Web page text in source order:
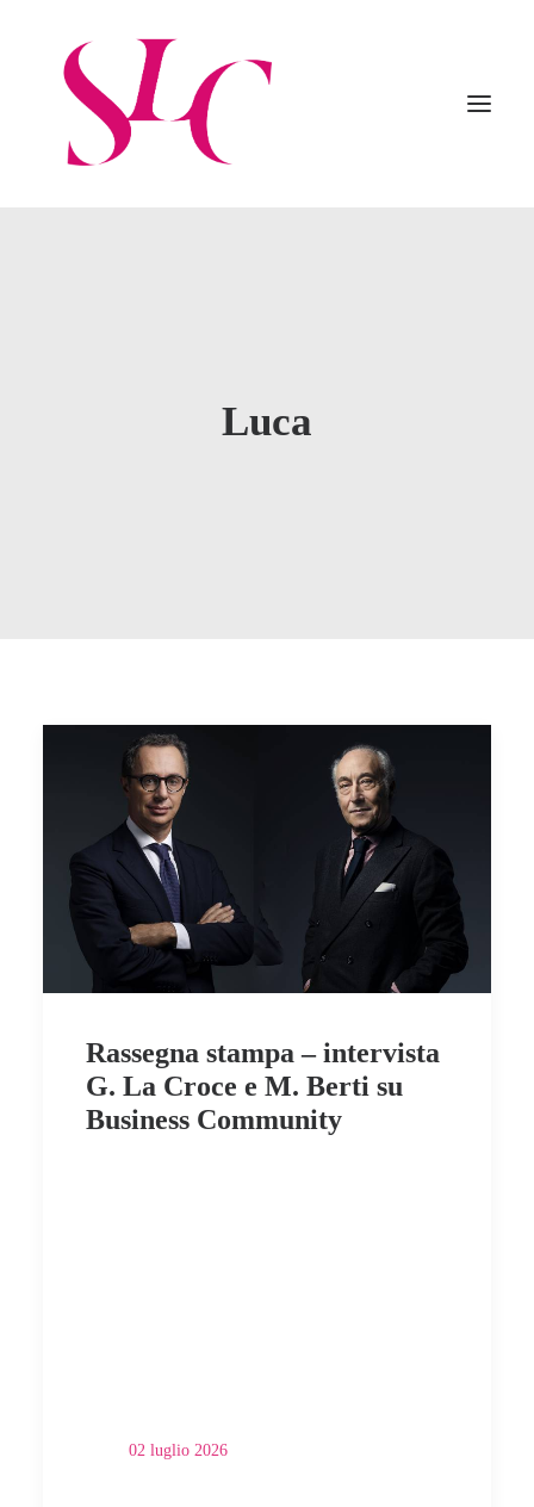
Luca
Rassegna stampa – intervista
G. La Croce e M. Berti su
Business Community
02 luglio 2026